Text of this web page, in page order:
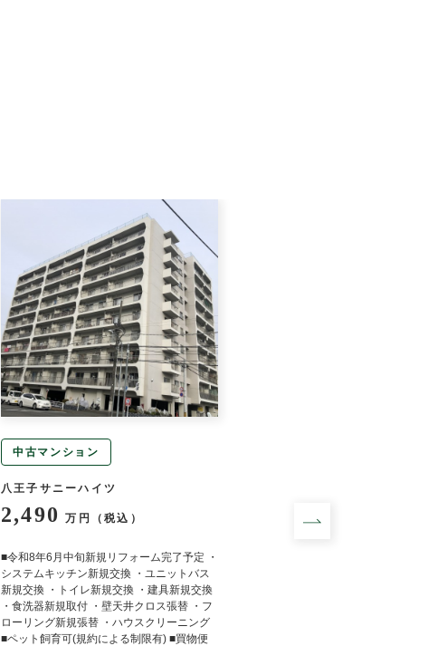
中古マンション
八王子サニーハイツ
2,490 万円（税込）
■令和8年6月中旬新規リフォーム完了予定 ・
システムキッチン新規交換 ・ユニットバス
新規交換 ・トイレ新規交換 ・建具新規交換
・食洗器新規取付 ・壁天井クロス張替 ・フ
ローリング新規張替 ・ハウスクリーニング
■ペット飼育可(規約による制限有) ■買物便
5,998